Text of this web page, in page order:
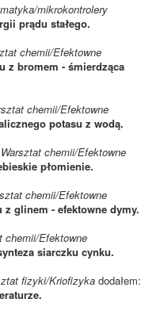
mikrokontrolery
prądu stałego.
chemii/Efektowne
z bromem - śmierdząca
chemii/Efektowne
potasu z wodą.
Warsztat chemii/Efektowne
płomienie.
chemii/Efektowne
z glinem - efektowne dymy.
chemii/Efektowne
siarczku cynku.
fizyki/Kriofizyka dodałem: